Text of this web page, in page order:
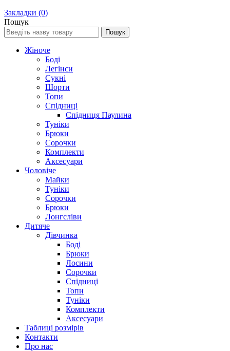
Закладки (0)
Пошук
Пошук
Жіноче
Боді
Легінси
Сукні
Шорти
Топи
Спідниці
Спідниця Паулина
Туніки
Брюки
Сорочки
Комплекти
Аксесуари
Чоловіче
Майки
Туніки
Сорочки
Брюки
Лонгсліви
Дитяче
Дівчинка
Боді
Брюки
Лосини
Сорочки
Спідниці
Топи
Туніки
Комплекти
Аксесуари
Таблиці розмірів
Контакти
Про нас